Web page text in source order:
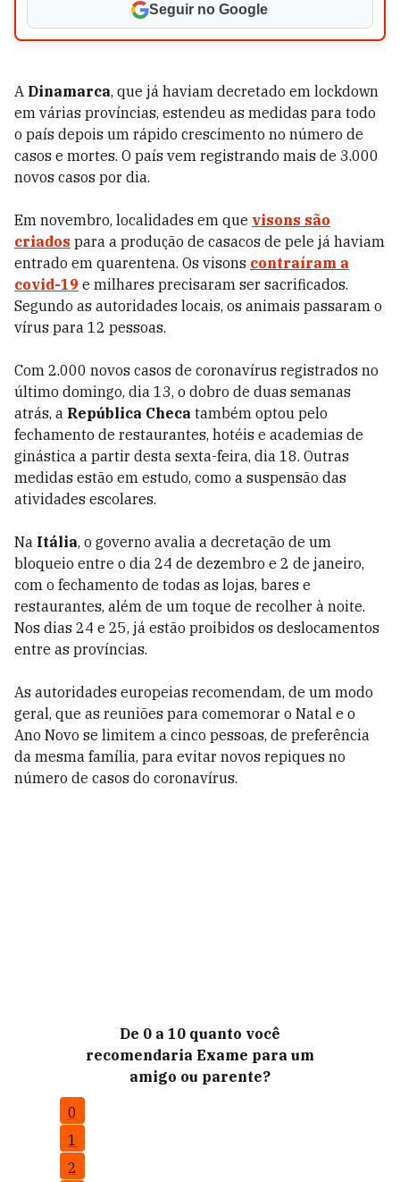
Seguir no Google
A Dinamarca, que já haviam decretado em lockdown
em várias províncias, estendeu as medidas para todo
o país depois um rápido crescimento no número de
casos e mortes. O país vem registrando mais de 3.000
novos casos por dia.
Em novembro, localidades em que visons são
criados para a produção de casacos de pele já haviam
entrado em quarentena. Os visons contraíram a
covid-19 e milhares precisaram ser sacrificados.
Segundo as autoridades locais, os animais passaram o
vírus para 12 pessoas.
Com 2.000 novos casos de coronavírus registrados no
último domingo, dia 13, o dobro de duas semanas
atrás, a República Checa também optou pelo
fechamento de restaurantes, hotéis e academias de
ginástica a partir desta sexta-feira, dia 18. Outras
medidas estão em estudo, como a suspensão das
atividades escolares.
Na Itália, o governo avalia a decretação de um
bloqueio entre o dia 24 de dezembro e 2 de janeiro,
com o fechamento de todas as lojas, bares e
restaurantes, além de um toque de recolher à noite.
Nos dias 24 e 25, já estão proibidos os deslocamentos
entre as províncias.
As autoridades europeias recomendam, de um modo
geral, que as reuniões para comemorar o Natal e o
Ano Novo se limitem a cinco pessoas, de preferência
da mesma família, para evitar novos repiques no
número de casos do coronavírus.
De 0 a 10 quanto você
recomendaria Exame para um
amigo ou parente?
0
1
2